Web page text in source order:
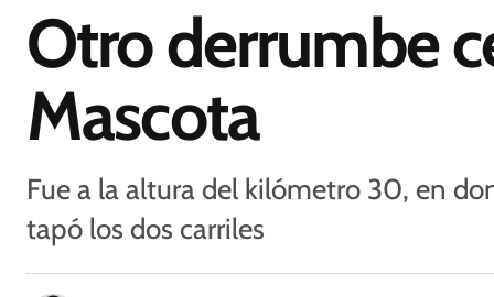
Otro derrumbe
Mascota
Fue a la altura del kilómetro 30, en
tapó los dos carriles